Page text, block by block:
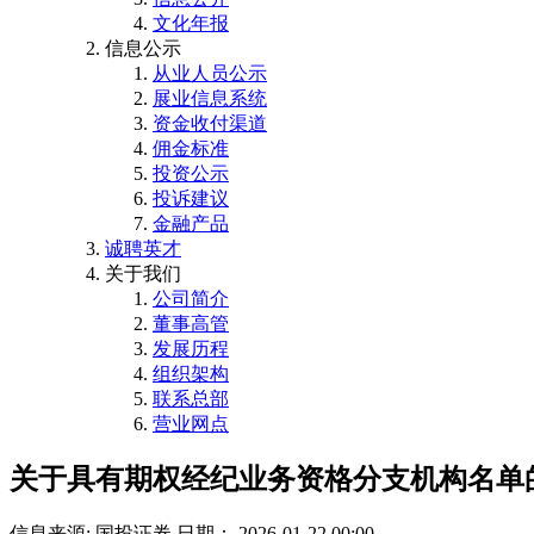
文化年报
信息公示
从业人员公示
展业信息系统
资金收付渠道
佣金标准
投资公示
投诉建议
金融产品
诚聘英才
关于我们
公司简介
董事高管
发展历程
组织架构
联系总部
营业网点
关于具有期权经纪业务资格分支机构名单